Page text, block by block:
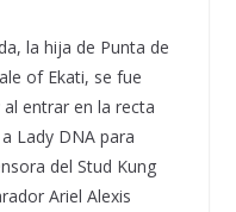
la hija de Punta de
of Ekati, se fue
entrar en la recta
Lady DNA para
del Stud Kung
Ariel Alexis